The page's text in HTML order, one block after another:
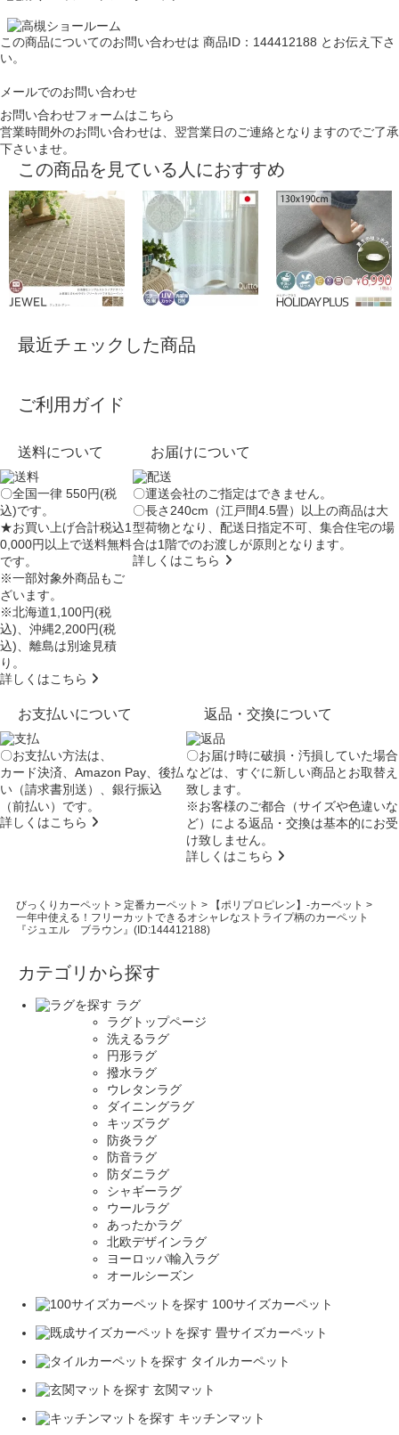
この商品についてのお問い合わせは 商品ID：144412188 とお伝え下さ
い。
メールでのお問い合わせ
お問い合わせフォームはこちら
営業時間外のお問い合わせは、翌営業日のご連絡となりますのでご了承
下さいませ。
この商品を見ている人におすすめ
最近チェックした商品
ご利用ガイド
送料について
〇全国一律 550円(税
込)です。
★お買い上げ合計税込1
0,000円以上で送料無料
です。
※一部対象外商品もご
ざいます。
※北海道1,100円(税
込)、沖縄2,200円(税
込)、離島は別途見積
り。
詳しくはこちら
お届けについて
〇運送会社のご指定はできません。
〇長さ240cm（江戸間4.5畳）以上の商品は大
型荷物となり、配送日指定不可、集合住宅の場
合は1階でのお渡しが原則となります。
詳しくはこちら
お支払いについて
〇お支払い方法は、
カード決済、Amazon Pay、後払
い（請求書別送）、銀行振込
（前払い）です。
詳しくはこちら
返品・交換について
〇お届け時に破損・汚損していた場合
などは、すぐに新しい商品とお取替え
致します。
※お客様のご都合（サイズや色違いな
ど）による返品・交換は基本的にお受
け致しません。
詳しくはこちら
びっくりカーペット > 定番カーペット > 【ポリプロピレン】-カーペット >
一年中使える！フリーカットできるオシャレなストライプ柄のカーペット
『ジュエル ブラウン』(ID:144412188)
カテゴリから探す
ラグ
ラグトップページ
洗えるラグ
円形ラグ
撥水ラグ
ウレタンラグ
ダイニングラグ
キッズラグ
防炎ラグ
防音ラグ
防ダニラグ
シャギーラグ
ウールラグ
あったかラグ
北欧デザインラグ
ヨーロッパ輸入ラグ
オールシーズン
100サイズカーペット
畳サイズカーペット
タイルカーペット
玄関マット
キッチンマット